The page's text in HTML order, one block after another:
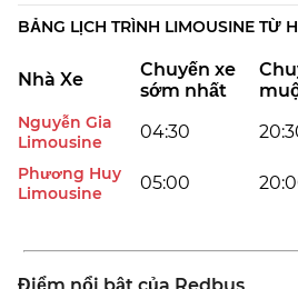
BẢNG LỊCH TRÌNH LIMOUSINE TỪ
Nhà Xe
Chuyến xe
sớm nhất
Nguyễn Gia
Limousine
04:30
Phương Huy
Limousine
05:00